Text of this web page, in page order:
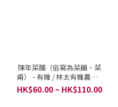
陳年菜脯（俗寫為菜餔、菜
甫） - 有機 / 林太有機農場 /
新界古洞南農業園 / 每50克
HK$60.00 ~ HK$110.00